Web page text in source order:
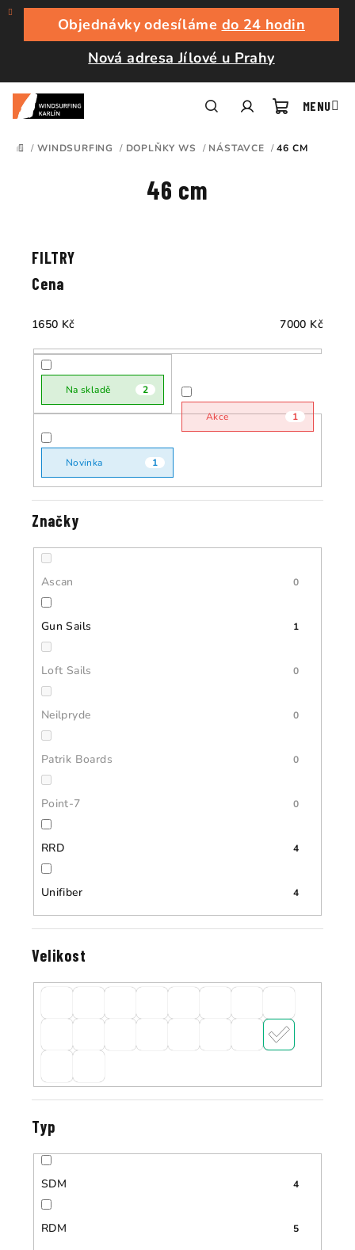
Přejít
obsah
Objednávky odesíláme do 24 hodin
Nová adresa Jílové u Prahy
DOMŮ
/ WINDSURFING / DOPLŇKY WS / NÁSTAVCE / 46 CM
46 cm
Ř
r
d
u
ů
Cena
1650 Kč 7000 Kč
Na skladě 2
Akce 1
Novinka 1
Značky
Ascan 0
Gun Sails 1
Loft Sails 0
Neilpryde 0
Patrik Boards 0
Point-7 0
RRD 4
Unifiber 4
Velikost
Typ
SDM 4
RDM 5